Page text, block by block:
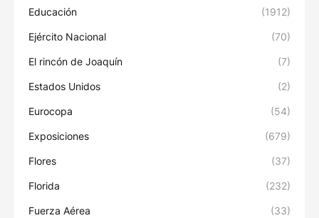
Educación (1912)
Ejército Nacional (70)
El rincón de Joaquín (7)
Estados Unidos (2)
Eurocopa (54)
Exposiciones (679)
Flores (37)
Florida (232)
Fuerza Aérea (33)